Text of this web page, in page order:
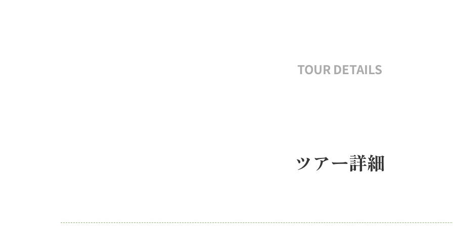
TOUR DETAILS
ツアー詳細